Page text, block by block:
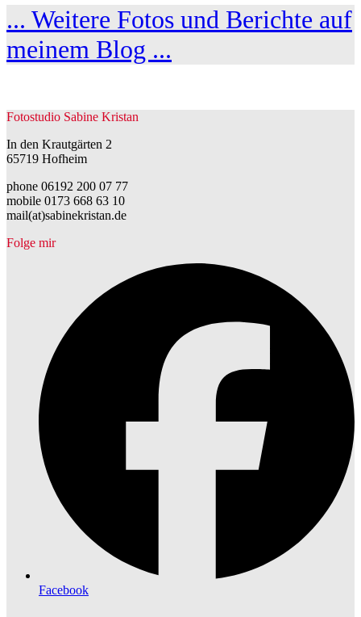
... Weitere Fotos und Berichte auf
meinem Blog ...
Fotostudio Sabine Kristan
In den Krautgärten 2
65719 Hofheim
phone 06192 200 07 77
mobile 0173 668 63 10
mail(at)sabinekristan.de
Folge mir
Facebook